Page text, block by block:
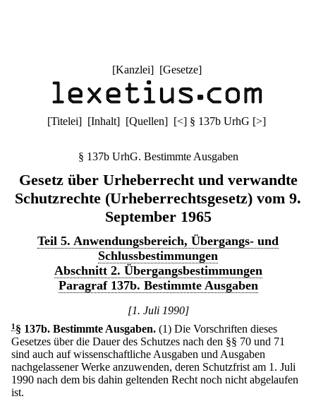
[Kanzlei] [Gesetze]
[Titelei] [Inhalt] [Quellen] [<] § 137b UrhG [>]
§ 137b UrhG. Bestimmte Ausgaben
Gesetz über Urheberrecht und verwandte
Schutzrechte (Urheberrechtsgesetz) vom 9.
September 1965
Teil 5. Anwendungsbereich, Übergangs- und
Schlussbestimmungen
Abschnitt 2. Übergangsbestimmungen
Paragraf 137b. Bestimmte Ausgaben
[1. Juli 1990]
1 § 137b. Bestimmte Ausgaben. (1) Die Vorschriften dieses
Gesetzes über die Dauer des Schutzes nach den §§ 70 und 71
sind auch auf wissenschaftliche Ausgaben und Ausgaben
nachgelassener Werke anzuwenden, deren Schutzfrist am 1. Juli
1990 nach dem bis dahin geltenden Recht noch nicht abgelaufen
ist.